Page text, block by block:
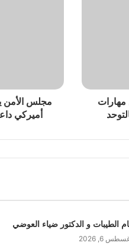
مهارات
مجلس الأمن
أميركي
الطيبات و الدكتور ضياء العوضي
6, 2026